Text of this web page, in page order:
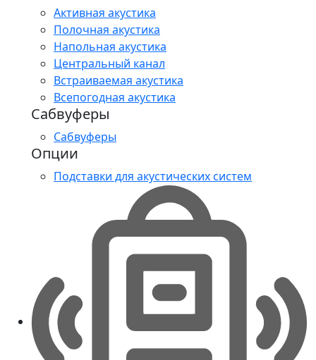
Активная акустика
Полочная акустика
Напольная акустика
Центральный канал
Встраиваемая акустика
Всепогодная акустика
Сабвуферы
Сабвуферы
Опции
Подставки для акустических систем